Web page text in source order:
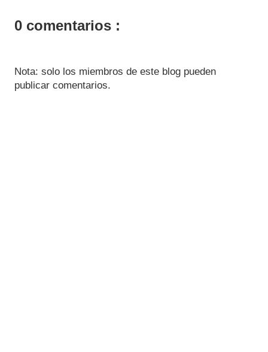
0 comentarios :
Nota: solo los miembros de este blog pueden
publicar comentarios.